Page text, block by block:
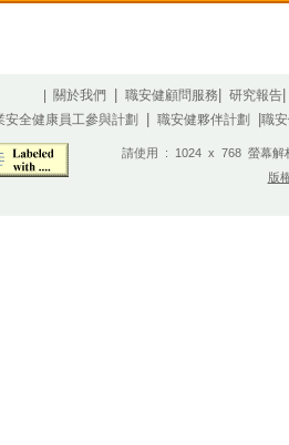
| 關於我們| 職安健顧問服務 研究報告
安全健康員工參與計劃 職安健夥伴計劃 職
請使用 : 1024 x 768 螢幕解
版